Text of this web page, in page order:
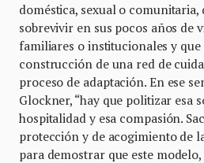
doméstica, sexual o comunitaria,
sobrevivir en sus pocos años de
familiares o institucionales y
construcción de una red de
proceso de adaptación. En ese
Glockner, “hay que politizar esa
hospitalidad y esa compasión.
protección y de acogimiento de
para demostrar que este